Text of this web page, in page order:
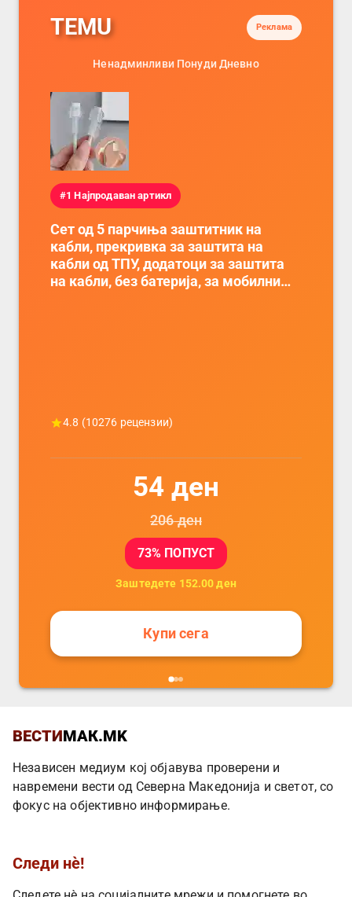
TEMU Реклама
Ненадминливи Понуди Дневно
#1 Најпродаван артикл
Сет од 5 парчиња заштитник на
кабли, прекривка за заштита на
кабли од ТПУ, додатоци за заштита
на кабли, без батерија, за мобилни
4.8 (10276 рецензии)
54 ден
206ден
73% ПОПУСТ
Заштедете 152.00 ден
Купи сега
ВЕСТИМАК.MK
Независен медиум кој објавува проверени и
навремени вести од Северна Македонија и светот, со
фокус на објективно информирање.
Следи нè!